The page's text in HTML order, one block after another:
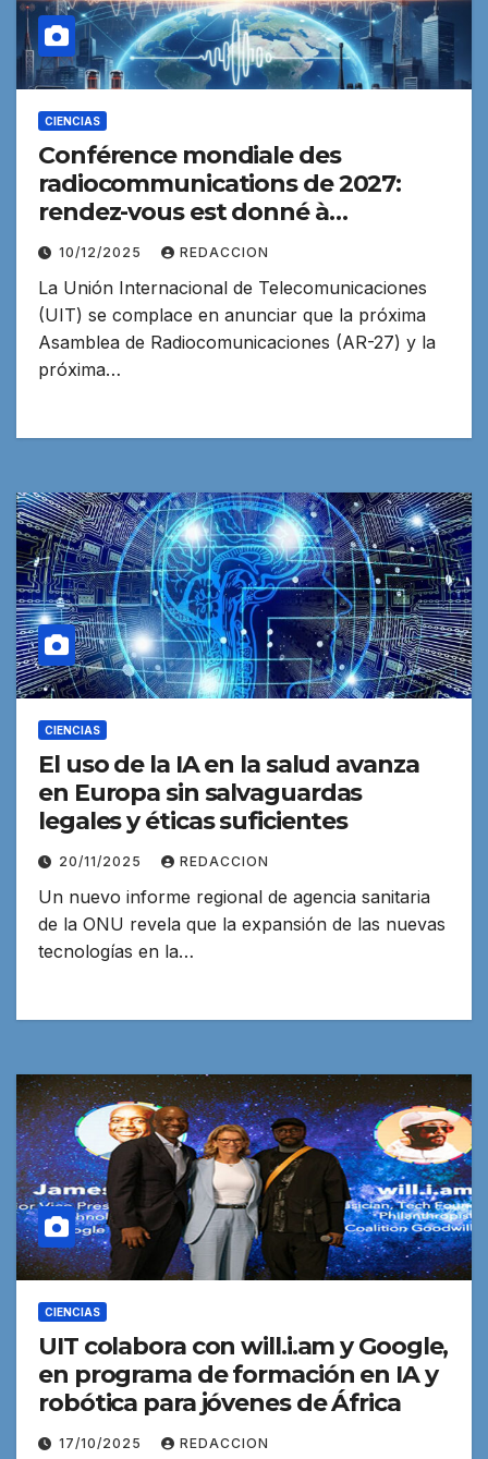
CIENCIAS
Conférence mondiale des
radiocommunications de 2027:
rendez-vous est donné à
Shanghai, en Chine
10/12/2025 REDACCION
La Unión Internacional de Telecomunicaciones
(UIT) se complace en anunciar que la próxima
Asamblea de Radiocomunicaciones (AR-27) y la
próxima…
CIENCIAS
El uso de la IA en la salud avanza
en Europa sin salvaguardas
legales y éticas suficientes
20/11/2025 REDACCION
Un nuevo informe regional de agencia sanitaria
de la ONU revela que la expansión de las nuevas
tecnologías en la…
CIENCIAS
UIT colabora con will.i.am y Google,
en programa de formación en IA y
robótica para jóvenes de África
17/10/2025 REDACCION